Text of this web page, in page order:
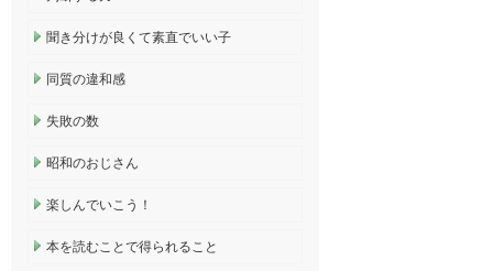
聞き分けが良くて素直でいい子
同質の違和感
失敗の数
昭和のおじさん
楽しんでいこう！
本を読むことで得られること